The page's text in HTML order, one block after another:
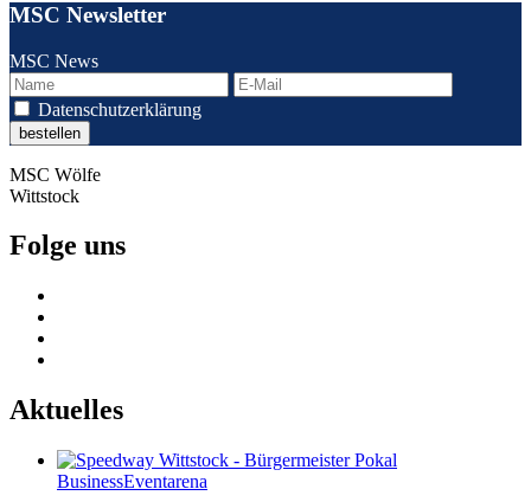
MSC Newsletter
MSC News
Datenschutzerklärung
MSC Wölfe
Wittstock
Folge uns
Aktuelles
BusinessEventarena